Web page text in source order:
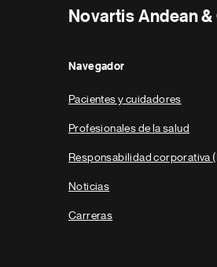
Novartis Andean
Navegador
Pacientes y cuidadores
Profesionales de la salud
Responsabilidad corporativa
Noticias
Carreras